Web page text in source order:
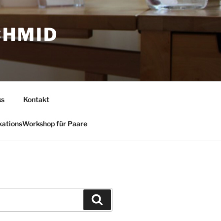
Kontakt
für Paare